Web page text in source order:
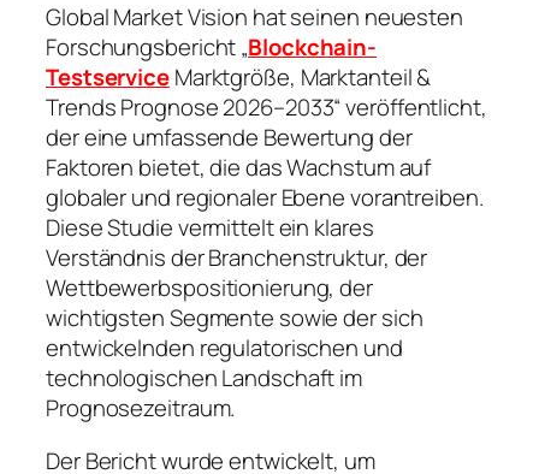
Global Market Vision hat seinen neuesten
Forschungsbericht „Blockchain-
TestserviceMarktgröße, Marktanteil &
Trends Prognose 2026–2033“ veröffentlicht,
der eine umfassende Bewertung der
Faktoren bietet, die das Wachstum auf
globaler und regionaler Ebene vorantreiben.
Diese Studie vermittelt ein klares
Verständnis der Branchenstruktur, der
Wettbewerbspositionierung, der
wichtigsten Segmente sowie der sich
entwickelnden regulatorischen und
technologischen Landschaft im
Prognosezeitraum.
Der Bericht wurde entwickelt, um